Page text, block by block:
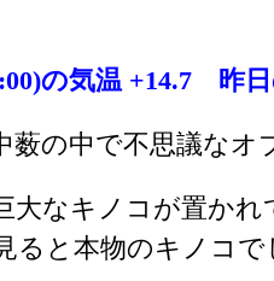
の気温 +14.7 昨日
薮の中で不思議なオ
大なキノコが置か
ると本物のキノコで